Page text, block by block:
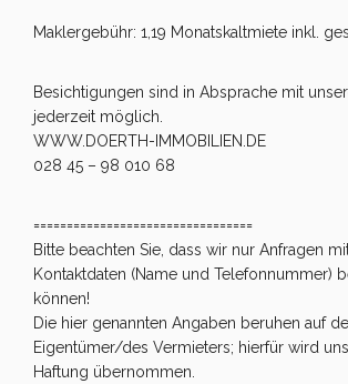
Maklergebühr: 1,19 Monatskaltmiete inkl.
Besichtigungen sind in Absprache mit
jederzeit möglich.
WWW.DOERTH-IMMOBILIEN.DE
028 45 – 98 010 68
=================================
Bitte beachten Sie, dass wir nur Anfragen
Kontaktdaten (Name und Telefonnummer)
können!
Die hier genannten Angaben beruhen auf
Eigentümer/des Vermieters; hierfür wird
Haftung übernommen.